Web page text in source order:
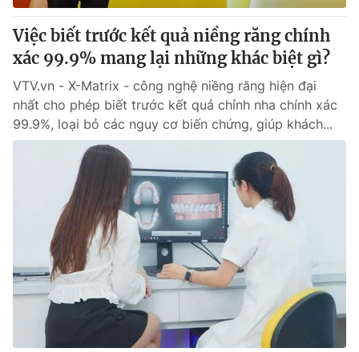
Tư vấn
Chuyên mục khác
Emagazine Podcast
Photo Infographic
Shorts video
VTV Money VTV Thể thao
VTV Sức khoẻ Bất động sản
Thị trường 24h Tấm lòng Việt
VTV4 Vươn mình bằng AI
Việc biết trước kết quả niềng răng chính
xác 99.9% mang lại những khác biệt gì?
VTV.vn - X-Matrix - công nghệ niềng răng hiện đại
nhất cho phép biết trước kết quả chỉnh nha chính xác
99.9%, loại bỏ các nguy cơ biến chứng, giúp khách...